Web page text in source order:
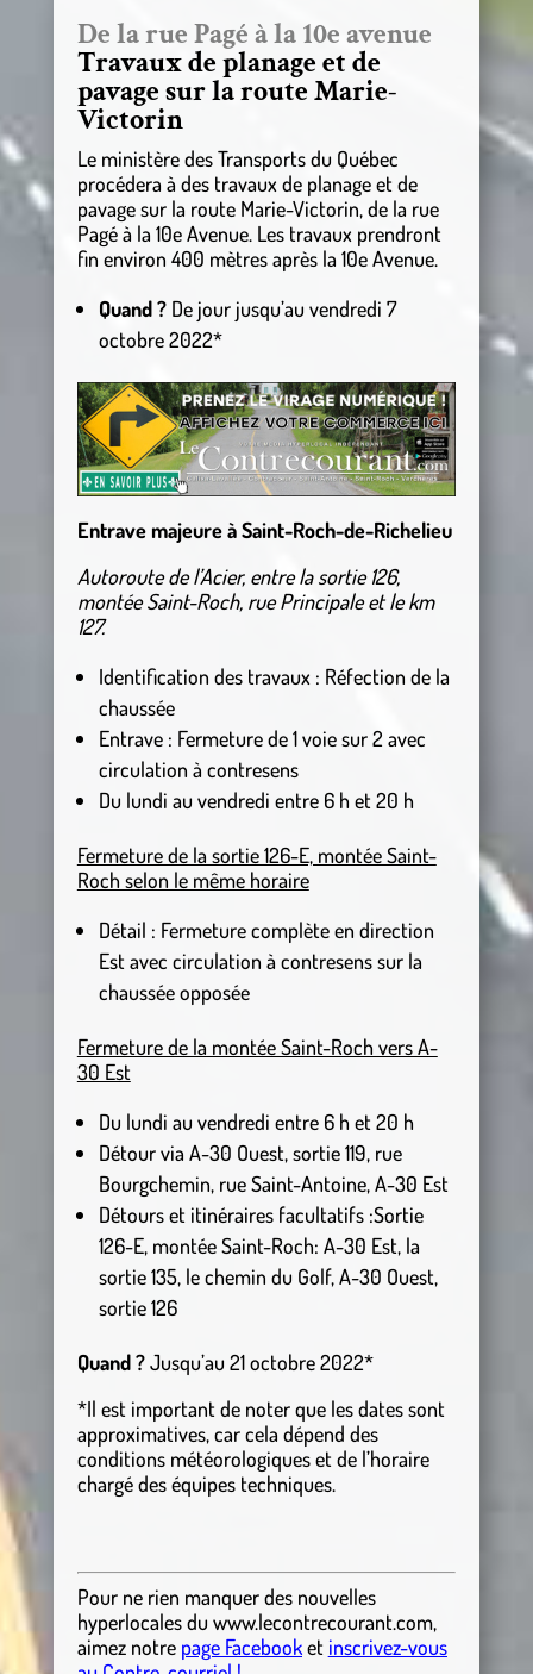
De la rue Pagé à la 10e avenue
Travaux de planage et de
pavage sur la route Marie-
Victorin
Le ministère des Transports du Québec
procédera à des travaux de planage et de
pavage sur la route Marie-Victorin, de la rue
Pagé à la 10e Avenue. Les travaux prendront
fin environ 400 mètres après la 10e Avenue.
Quand ?De jour jusqu’au vendredi 7
octobre 2022*
Entrave majeure à Saint-Roch-de-Richelieu
Autoroute de l’Acier, entre la sortie 126,
montée Saint-Roch, rue Principale et le km
127.
Identification des travaux : Réfection de la
chaussée
Entrave : Fermeture de 1 voie sur 2 avec
circulation à contresens
Du lundi au vendredi entre 6 h et 20 h
Fermeture de la sortie 126-E, montée Saint-
Roch selon le même horaire
Détail : Fermeture complète en direction
Est avec circulation à contresens sur la
chaussée opposée
Fermeture de la montée Saint-Roch vers A-
30 Est
Du lundi au vendredi entre 6 h et 20 h
Détour via A-30 Ouest, sortie 119, rue
Bourgchemin, rue Saint-Antoine, A-30 Est
Détours et itinéraires facultatifs :Sortie
126-E, montée Saint-Roch: A-30 Est, la
sortie 135, le chemin du Golf, A-30 Ouest,
sortie 126
Quand ?Jusqu’au 21 octobre 2022*
*Il est important de noter que les dates sont
approximatives, car cela dépend des
conditions météorologiques et de l’horaire
chargé des équipes techniques.
Pour ne rien manquer des nouvelles
hyperlocalesdu www.lecontrecourant.com,
aimez notre page Facebooket inscrivez-vous